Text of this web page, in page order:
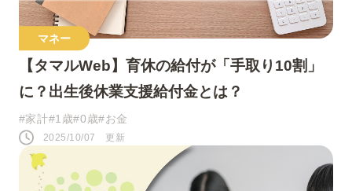
人気のキーワード
#接し方 #悩み #寝かしつけ
#1歳 #行事・イベント
#育児の不安 #お祝い #お世話
#おうち遊び #コミュニケーション
マネー
【タマルWeb】育休の給付が「手取り10割」
に？出生後休業支援給付金とは？
#家計#1歳#0歳#お金
2025/10/07 更新